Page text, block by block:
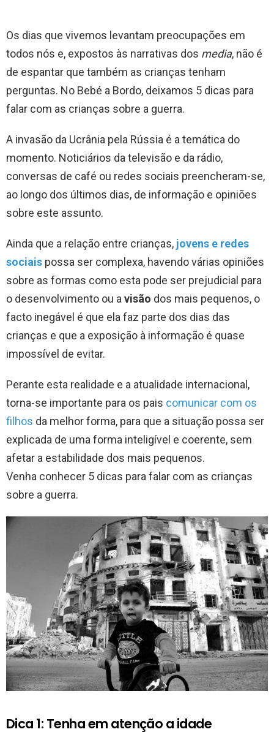
Os dias que vivemos levantam preocupações em
todos nós e, expostos às narrativas dos media, não é
de espantar que também as crianças tenham
perguntas. No Bebé a Bordo, deixamos 5 dicas para
falar com as crianças sobre a guerra.
A invasão da Ucrânia pela Rússia é a temática do
momento. Noticiários da televisão e da rádio,
conversas de café ou redes sociais preencheram-se,
ao longo dos últimos dias, de informação e opiniões
sobre este assunto.
Ainda que a relação entre crianças, jovens e redes
sociais possa ser complexa, havendo várias opiniões
sobre as formas como esta pode ser prejudicial para
o desenvolvimento ou a visão dos mais pequenos, o
facto inegável é que ela faz parte dos dias das
crianças e que a exposição à informação é quase
impossível de evitar.
Perante esta realidade e a atualidade internacional,
torna-se importante para os pais comunicar com os
filhos da melhor forma, para que a situação possa ser
explicada de uma forma inteligível e coerente, sem
afetar a estabilidade dos mais pequenos.
Venha conhecer 5 dicas para falar com as crianças
sobre a guerra.
Dica 1: Tenha em atenção a idade